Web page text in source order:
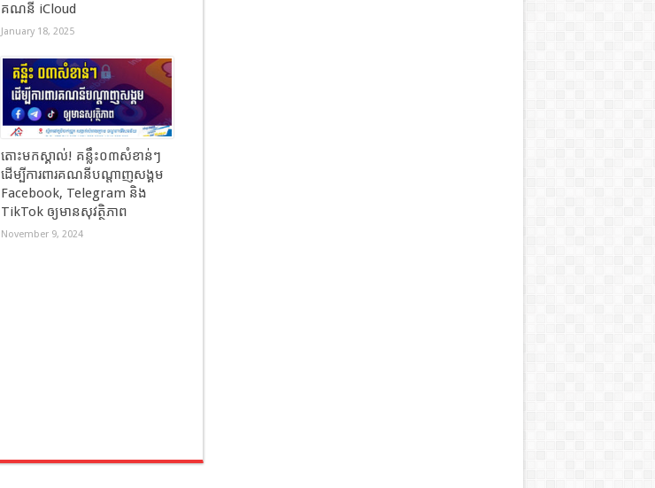
គណនី iCloud
January 18, 2025
តោះមកស្គាល់! គន្លឹះ០៣សំខាន់ៗ
ដើម្បីការពារគណនីបណ្តាញសង្គម
Facebook, Telegram និង
TikTok ឲ្យមានសុវត្ថិភាព
November 9, 2024